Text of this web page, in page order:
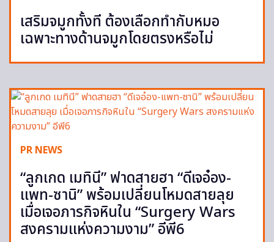
เสริมจมูกทั้งที ต้องเลือกทำกับหมอ
เฉพาะทางด้านจมูกโดยตรงหรือไม่
PR NEWS
“ลูกเกด เมทินี” ฟาดสายฮา “ดีเจอ๋อง-
แพท-ซานิ” พร้อมเปลี่ยนโหมดสายลุย
เมื่อเจอภารกิจหินใน “Surgery Wars
สงครามแห่งความงาม” อีพี6